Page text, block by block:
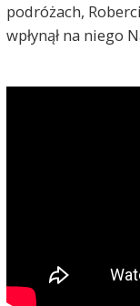
podróżach,
wpłynął na niego